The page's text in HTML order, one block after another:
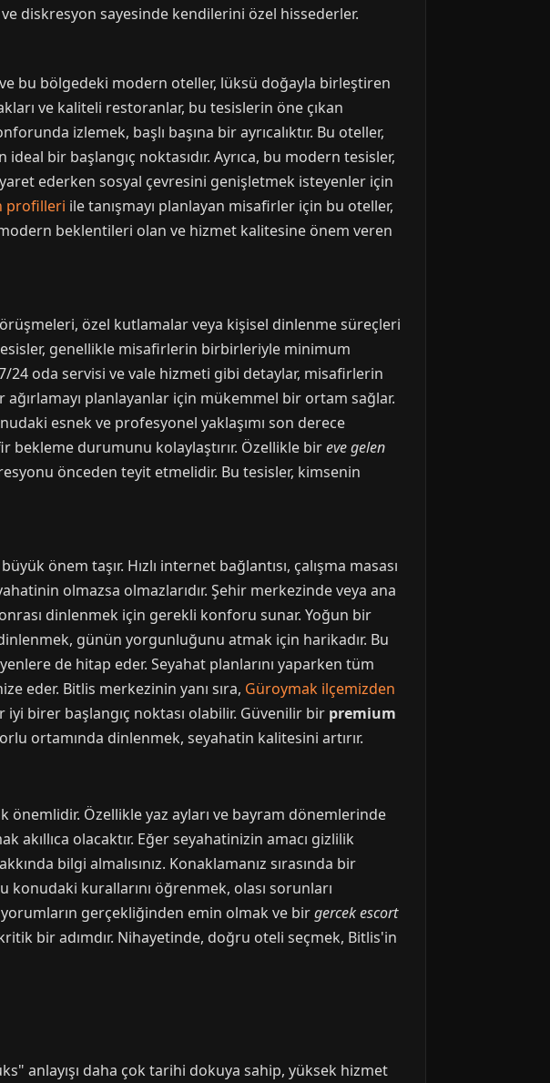
diskresyon sayesinde kendilerini özel hissederler.
bu bölgedeki modern oteller, lüksü doğayla birleştiren
ve kaliteli restoranlar, bu tesislerin öne çıkan
izlemek, başlı başına bir ayrıcalıktır. Bu oteller,
bir başlangıç noktasıdır. Ayrıca, bu modern tesisler,
ederken sosyal çevresini genişletmek isteyenler için
profilleri ile tanışmayı planlayan misafirler için bu oteller,
beklentileri olan ve hizmet kalitesine önem veren
özel kutlamalar veya kişisel dinlenme süreçleri
genellikle misafirlerin birbirleriyle minimum
7/24 oda servisi ve vale hizmeti gibi detaylar, misafirlerin
planlayanlar için mükemmel bir ortam sağlar.
esnek ve profesyonel yaklaşımı son derece
bekleme durumunu kolaylaştırır. Özellikle bireve gelen
önceden teyit etmelidir. Bu tesisler, kimsenin
önem taşır. Hızlı internet bağlantısı, çalışma masası
olmazsa olmazlarıdır. Şehir merkezinde veya ana
dinlenmek için gerekli konforu sunar. Yoğun bir
günün yorgunluğunu atmak için harikadır. Bu
de hitap eder. Seyahat planlarını yaparken tüm
eder. Bitlis merkezinin yanı sıra, Güroymak ilçemizden
birer başlangıç noktası olabilir. Güvenilir bir premium
ortamında dinlenmek, seyahatin kalitesini artırır.
Özellikle yaz ayları ve bayram dönemlerinde
olacaktır. Eğer seyahatinizin amacı gizlilik
bilgi almalısınız. Konaklamanız sırasında bir
kurallarını öğrenmek, olası sorunları
gerçekliğinden emin olmak ve birgercek escort
bir adımdır. Nihayetinde, doğru oteli seçmek, Bitlis'in
anlayışı daha çok tarihi dokuya sahip, yüksek hizmet